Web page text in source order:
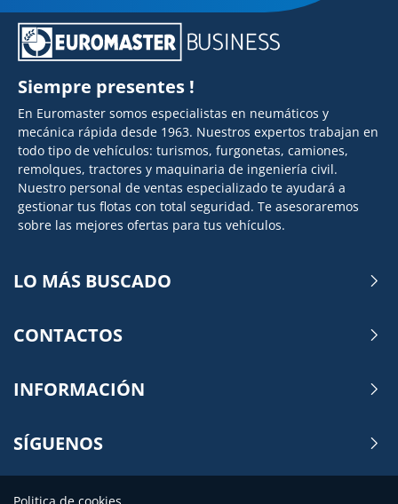
Siempre presentes !
En Euromaster somos especialistas en neumáticos y
mecánica rápida desde 1963. Nuestros expertos trabajan en
todo tipo de vehículos: turismos, furgonetas, camiones,
remolques, tractores y maquinaria de ingeniería civil.
Nuestro personal de ventas especializado te ayudará a
gestionar tus flotas con total seguridad. Te asesoraremos
sobre las mejores ofertas para tus vehículos.
LO MÁS BUSCADO
CONTACTOS
INFORMACIÓN
SÍGUENOS
Politica de cookies